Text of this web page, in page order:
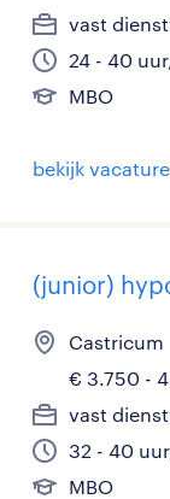
vast
24 - 40
MBO
bekijk vacature
(junior)
Castricum
€ 3.750 -
vast
32 - 40
MBO